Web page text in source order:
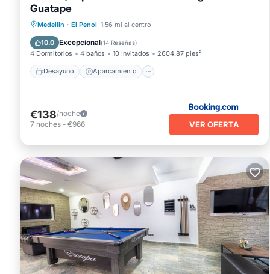
Guatape
Medellin · El Penol 1.56 mi al centro
10.0 Excepcional(14 Reseñas)
4 Dormitorios 4 baños 10 Invitados 2604.87 pies²
Desayuno Aparcamiento
Desayuno
Aparcamiento
Balcón/Terraza
€138/noche
7 noches - €966 VER OFERTA